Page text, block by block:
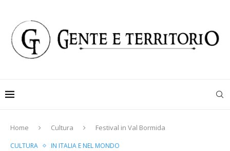
Home Cultura Festival in Val Bormida
CULTURA IN ITALIA E NEL MONDO